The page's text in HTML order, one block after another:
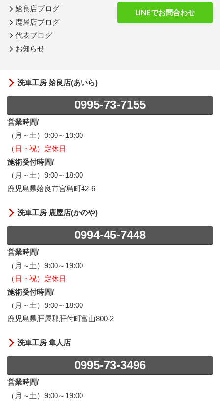
姶良店ブログ
鹿屋店ブログ
代表ブログ
お知らせ
LINEでお問合わせ
洗車工房 姶良店(あいら)
0995-73-7155
営業時間/
（月～土）9:00～19:00
（日・祝）定休日
施術受付時間/
（月～土）9:00～18:00
鹿児島県姶良市宮島町42-6
洗車工房 鹿屋店(かのや)
0994-45-7448
営業時間/
（月～土）9:00～19:00
（日・祝）定休日
施術受付時間/
（月～土）9:00～18:00
鹿児島県肝属郡肝付町富山800-2
洗車工房 隼人店
0995-73-3496
営業時間/
（月～土）9:00～19:00